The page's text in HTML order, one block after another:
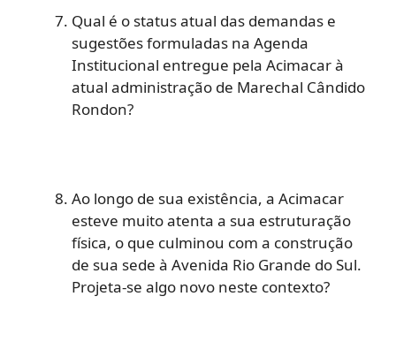
Qual é o status atual das demandas e
sugestões formuladas na Agenda
Institucional entregue pela Acimacar à
atual administração de Marechal Cândido
Rondon?
Ao longo de sua existência, a Acimacar
esteve muito atenta a sua estruturação
física, o que culminou com a construção
de sua sede à Avenida Rio Grande do Sul.
Projeta-se algo novo neste contexto?